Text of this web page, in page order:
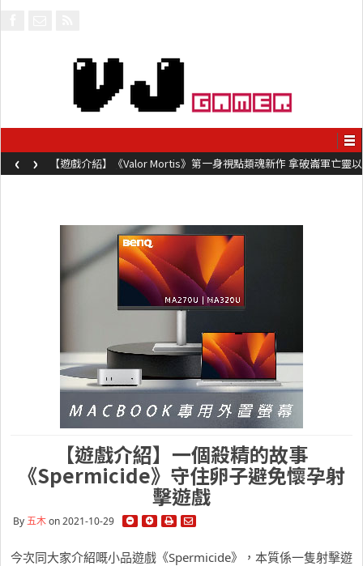
崙軍亡靈以 【遊戲介紹】《Steel Maiden 鋼鐵少女》快節奏肉鴿
動作極致流暢試玩上架中
‹ ›
【遊戲介紹】一個殺精的故事
《Spermicide》守住卵子避免懷孕射
擊遊戲
By五木on 2021-10-29
今次同大家介紹嘅小品遊戲《Spermicide》，本質係一隻射擊遊